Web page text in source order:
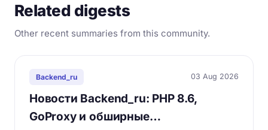
Related digests
Other recent summaries from this community.
Backend_ru 03 Aug 2026
Новости Backend_ru: PHP 8.6,
GoProxy и обширные…